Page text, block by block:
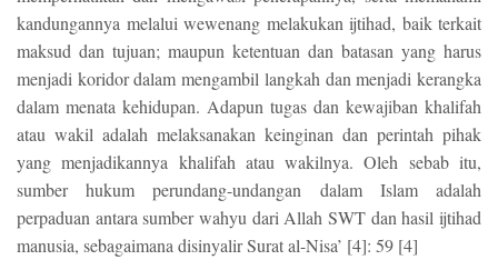
kandungannya melalui wewenang melakukan ijtihad, baik terkait
maksud dan tujuan; maupun ketentuan dan batasan yang harus
menjadi koridor dalam mengambil langkah dan menjadi kerangka
dalam menata kehidupan. Adapun tugas dan kewajiban khalifah
atau wakil adalah melaksanakan keinginan dan perintah pihak
yang menjadikannya khalifah atau wakilnya. Oleh sebab itu,
sumber hukum perundang-undangan dalam Islam adalah
perpaduan antara sumber wahyu dari Allah SWT dan hasil ijtihad
manusia, sebagaimana disinyalir Surat al-Nisa’ [4]: 59 [4]